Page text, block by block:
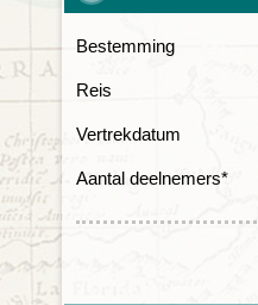
Bestemming
Reis
Vertrekdatum
Aantal deelnemers*